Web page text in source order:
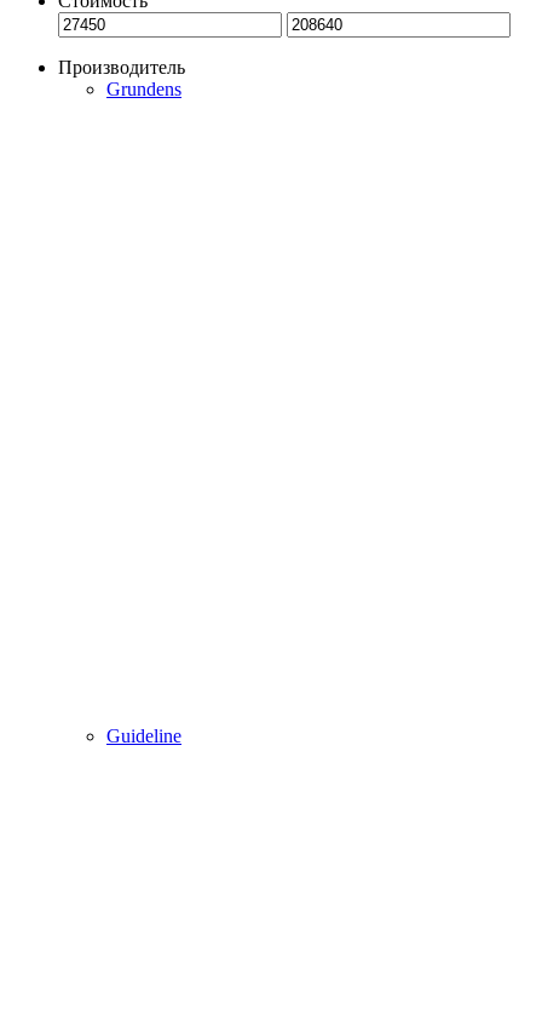
Производитель
Grundens
Guideline